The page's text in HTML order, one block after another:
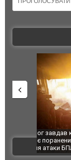
За 2000
склад